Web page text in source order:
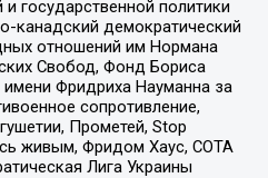
государственной политики
канадский демократический
отношений им Нормана
Свобод, Фонд Бориса
Фридриха Науманна за
сопротивление,
Прометей, Stop
живым, Фридом Хаус, СОТА
Лига Украины